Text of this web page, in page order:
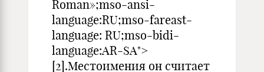
Roman»;mso-ansi-
language:RU;mso-fareast-
language: RU;mso-bidi-
language:AR-SA">
[2].Местоимения он считает